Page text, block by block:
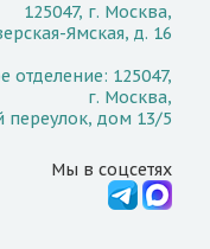
125047, г. Москва,
Ямская, д. 16
отделение: 125047,
г. Москва,
переулок, дом 13/5
Мы в соцсетях